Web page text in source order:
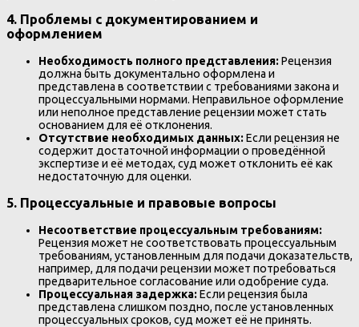
4. Проблемы с документированием и
оформлением
Необходимость полного представления:Рецензия
должна быть документально оформлена и
представлена в соответствии с требованиями закона и
процессуальными нормами. Неправильное оформление
или неполное представление рецензии может стать
основанием для её отклонения.
Отсутствие необходимых данных:Если рецензия не
содержит достаточной информации о проведённой
экспертизе и её методах, суд может отклонить её как
недостаточную для оценки.
5. Процессуальные и правовые вопросы
Несоответствие процессуальным требованиям:
Рецензия может не соответствовать процессуальным
требованиям, установленным для подачи доказательств,
например, для подачи рецензии может потребоваться
предварительное согласование или одобрение суда.
Процессуальная задержка:Если рецензия была
представлена слишком поздно, после установленных
процессуальных сроков, суд может её не принять.